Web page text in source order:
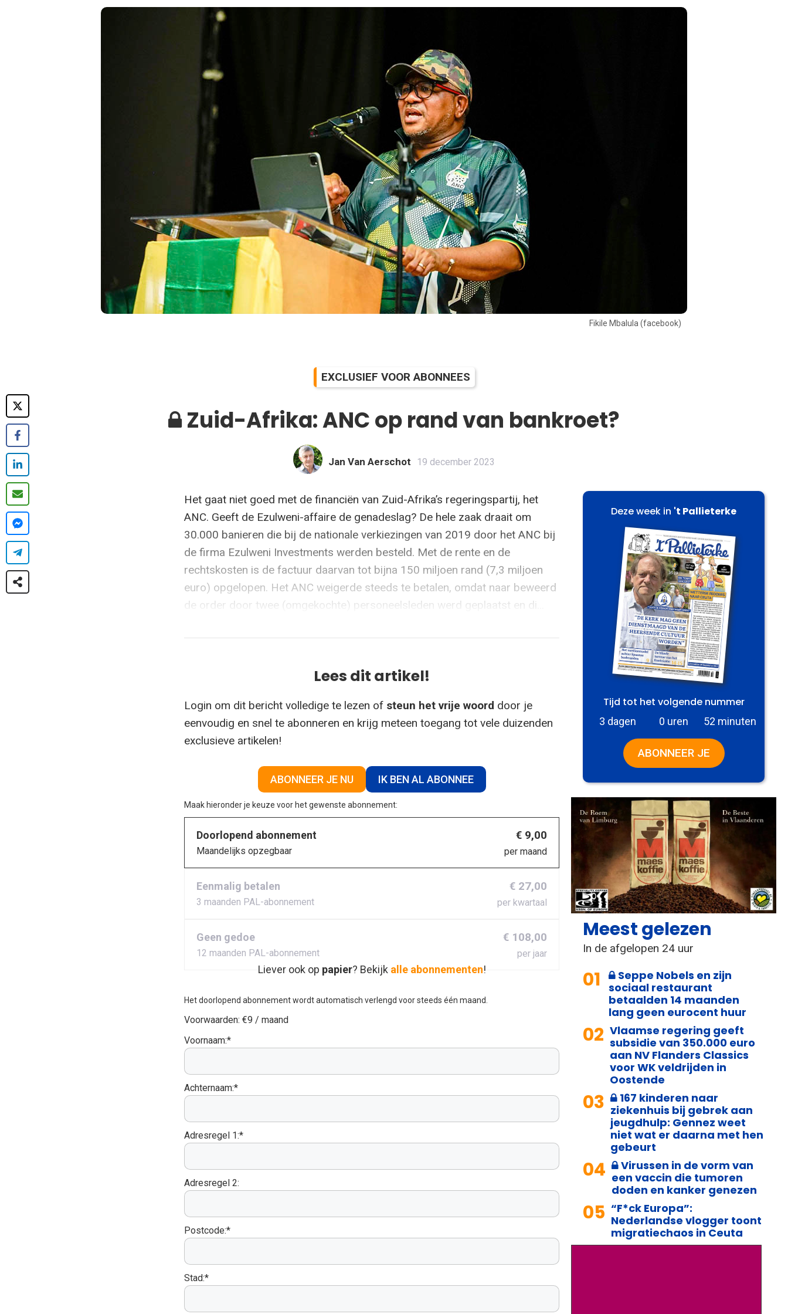
Fikile Mbalula (facebook)
EXCLUSIEF VOOR ABONNEES
Zuid-Afrika: ANC op rand van bankroet?
Jan Van Aerschot 19 december 2023
Het gaat niet goed met de financiën van Zuid-Afrika’s regeringspartij, het
ANC. Geeft de Ezulweni-affaire de genadeslag? De hele zaak draait om
30.000 banieren die bij de nationale verkiezingen van 2019 door het ANC bij
de firma Ezulweni Investments werden besteld. Met de rente en de
rechtskosten is de factuur daarvan tot bijna 150 miljoen rand (7,3 miljoen
euro) opgelopen. Het ANC weigerde steeds te betalen, omdat naar beweerd
de order door twee (omgekochte) personeelsleden werd geplaatst en di...
Lees dit artikel!
Login om dit bericht volledige te lezen of steun het vrije woord door je
eenvoudig en snel te abonneren en krijg meteen toegang tot vele duizenden
exclusieve artikelen!
ABONNEER JE NU IK BEN AL ABONNEE
Maak hieronder je keuze voor het gewenste abonnement:
Doorlopend abonnement
Maandelijks opzegbaar
€ 9,00
per maand
Eenmalig betalen
3 maanden PAL-abonnement
€ 27,00
per kwartaal
Geen gedoe
12 maanden PAL-abonnement
€ 108,00
per jaar
Liever ook op papier? Bekijk alle abonnementen!
Het doorlopend abonnement wordt automatisch verlengd voor steeds één maand.
Voorwaarden: €9 / maand
Voornaam:*
Achternaam:*
Adresregel 1:*
Adresregel 2:
Postcode:*
Stad:*
Deze week in 't Pallieterke
Tijd tot het volgende nummer
3 dagen 0 uren 52 minuten
ABONNEER JE
Meest gelezen
In de afgelopen 24 uur
01
Seppe Nobels en zijn
sociaal restaurant
betaalden 14 maanden
lang geen eurocent huur
02 Vlaamse regering geeft
subsidie van 350.000 euro
aan NV Flanders Classics
voor WK veldrijden in
Oostende
03
167 kinderen naar
ziekenhuis bij gebrek aan
jeugdhulp: Gennez weet
niet wat er daarna met hen
gebeurt
04
Virussen in de vorm van
een vaccin die tumoren
doden en kanker genezen
05 “F*ck Europa”:
Nederlandse vlogger toont
migratiechaos in Ceuta